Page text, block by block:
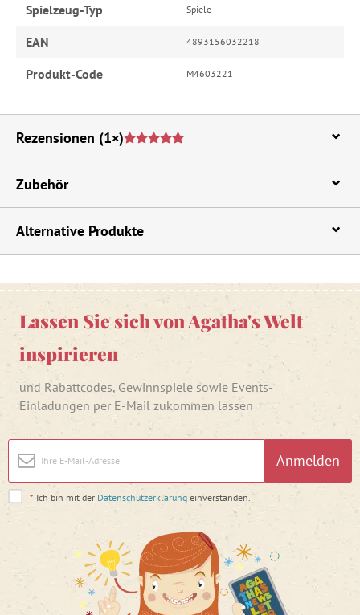
Spielzeug-Typ Spiele
EAN 4893156032218
Produkt-Code M4603221
Rezensionen (1×)
Zubehör
Alternative Produkte
Lassen Sie sich von Agatha's Welt
inspirieren
und Rabattcodes, Gewinnspiele sowie Events-
Einladungen per E-Mail zukommen lassen
Anmelden
* Ich bin mit der Datenschutzerklärung einverstanden.